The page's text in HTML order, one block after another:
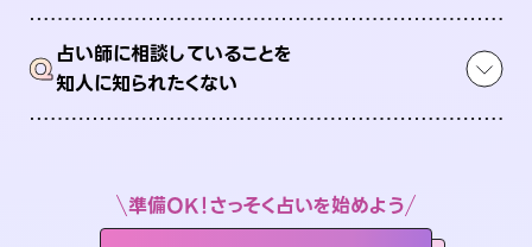
Q占い師に相談していることを
知人に知られたくない
準備OK！さっそく占いを始めよう